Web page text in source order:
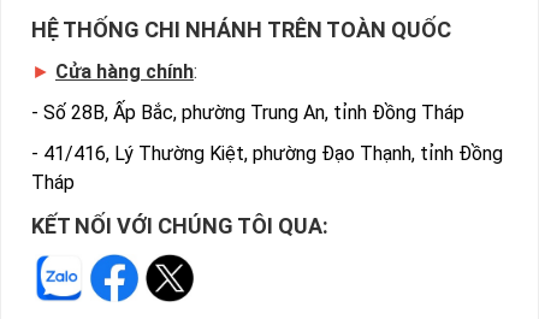
HỆ THỐNG CHI NHÁNH TRÊN TOÀN QUỐC
► Cửa hàng chính:
- Số 28B, Ấp Bắc, phường Trung An, tỉnh Đồng Tháp
- 41/416, Lý Thường Kiệt, phường Đạo Thạnh, tỉnh Đồng
Tháp
KẾT NỐI VỚI CHÚNG TÔI QUA: